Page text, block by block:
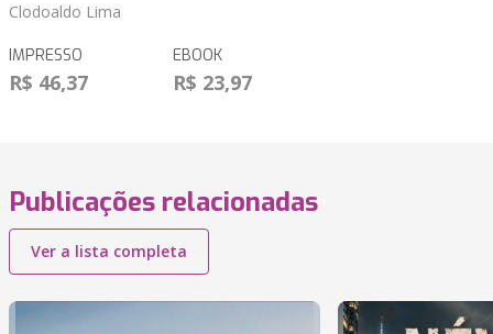
Clodoaldo Lima
IMPRESSO
R$ 46,37
EBOOK
R$ 23,97
Publicações relacionadas
Ver a lista completa